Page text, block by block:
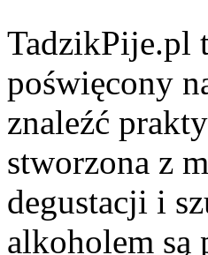
TadzikPije.pl
poświęcony
znaleźć
stworzona z
degustacji i
alkoholem są